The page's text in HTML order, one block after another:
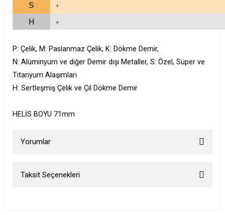
S +
H +
P: Çelik, M: Paslanmaz Çelik, K: Dökme Demir,
N: Alüminyum ve diğer Demir dışı Metaller, S: Özel, Süper ve
Titanyum Alaşımları
H: Sertleşmiş Çelik ve Çil Dökme Demir
HELİS BOYU 71mm
Yorumlar
Taksit Seçenekleri